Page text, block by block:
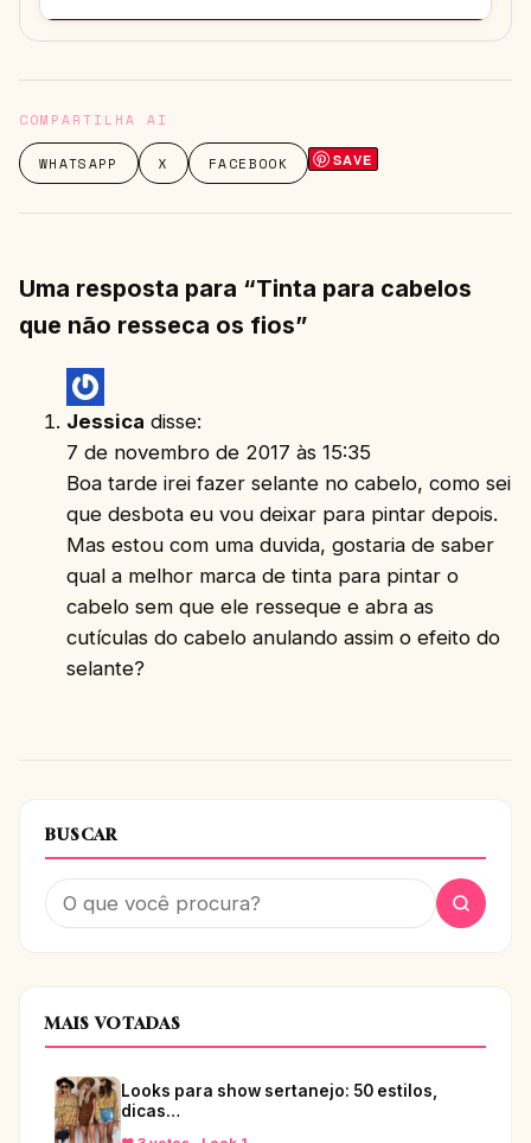
COMPARTILHA AI
WHATSAPP X FACEBOOK SAVE
Uma resposta para “Tinta para cabelos
que não resseca os fios”
Jessica disse:
7 de novembro de 2017 às 15:35
Boa tarde irei fazer selante no cabelo, como sei
que desbota eu vou deixar para pintar depois.
Mas estou com uma duvida, gostaria de saber
qual a melhor marca de tinta para pintar o
cabelo sem que ele resseque e abra as
cutículas do cabelo anulando assim o efeito do
selante?
BUSCAR
MAIS VOTADAS
Looks para show sertanejo: 50 estilos,
dicas…